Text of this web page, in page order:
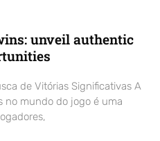
unveil authentic
de Vitórias Significativas A
no mundo do jogo é uma